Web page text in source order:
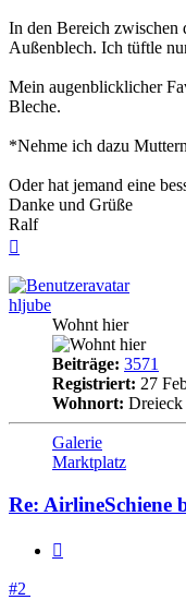
In den Bereich zwischen
Außenblech. Ich tüftle
Mein augenblicklicher
Bleche.
*Nehme ich dazu
Oder hat jemand eine
Danke und Grüße
Ralf
hljube
Wohnt hier
Beiträge: 3571
Registriert: 27
Wohnort:
Galerie
Marktplatz
Re: AirlineSchiene
#2